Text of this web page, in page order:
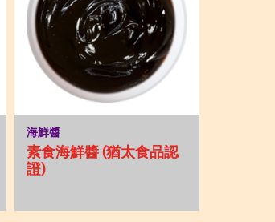
海鮮醬
素食海鮮醬 (猶太食品認
證)